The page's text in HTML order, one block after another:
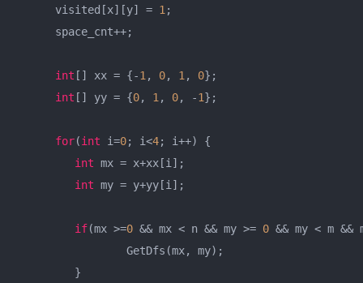
      visited[x][y] =
1 ;
      space_cnt++;
int [] xx = {-1 , 0, 1 , 0};
int [] yy = {0, 1 , 0, -1};
for(int i=0; i<4; i++) {
int mx = x+xx[i];
int my = y+yy[i];
if(mx >=0 && mx < n && my >= 0 && my < m
         }